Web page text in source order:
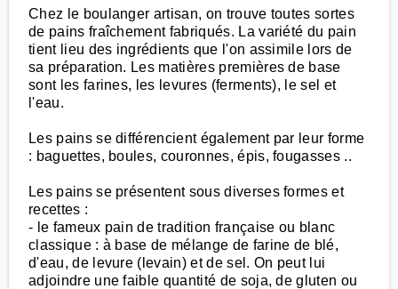
Chez le boulanger artisan, on trouve toutes sortes
de pains fraîchement fabriqués. La variété du pain
tient lieu des ingrédients que l'on assimile lors de
sa préparation. Les matières premières de base
sont les farines, les levures (ferments), le sel et
l'eau.
Les pains se différencient également par leur forme
: baguettes, boules, couronnes, épis, fougasses ..
Les pains se présentent sous diverses formes et
recettes :
- le fameux pain de tradition française ou blanc
classique : à base de mélange de farine de blé,
d'eau, de levure (levain) et de sel. On peut lui
adjoindre une faible quantité de soja, de gluten ou